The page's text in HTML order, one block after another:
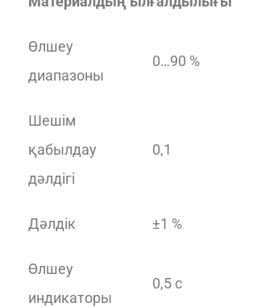
Өлшеу
диапазоны
0…90 %
Шешім
қабылдау
дәлдігі
0,1
Дәлдік ±1 %
Өлшеу
индикаторы
0,5 с